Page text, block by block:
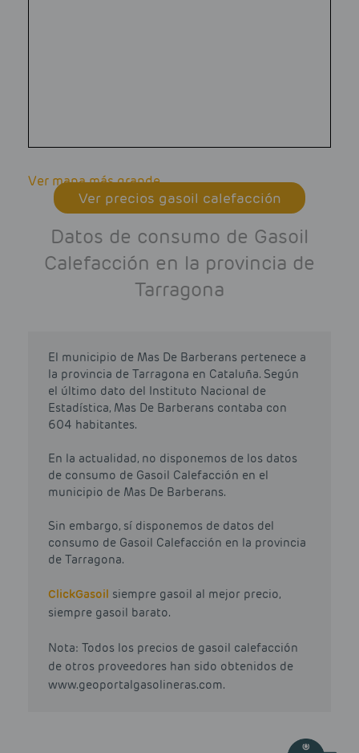
Ver mapa más grande
Ver precios gasoil calefacción
Datos de consumo de Gasoil
Calefacción en la provincia de
Tarragona
El municipio de Mas De Barberans pertenece a
la provincia de Tarragona en Cataluña. Según
el último dato del Instituto Nacional de
Estadística, Mas De Barberans contaba con
604 habitantes.
En la actualidad, no disponemos de los datos
de consumo de Gasoil Calefacción en el
municipio de Mas De Barberans.
Sin embargo, sí disponemos de datos del
consumo de Gasoil Calefacción en la provincia
de Tarragona.
ClickGasoil siempre gasoil al mejor precio,
siempre gasoil barato.
Nota: Todos los precios de gasoil calefacción
de otros proveedores han sido obtenidos de
www.geoportalgasolineras.com.